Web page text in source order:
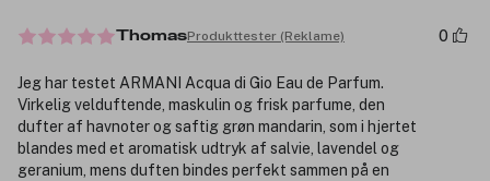
ThomasProdukttester (Reklame) 0
Jeg har testet ARMANI Acqua di Gio Eau de Parfum.
Virkelig velduftende, maskulin og frisk parfume, den
dufter af havnoter og saftig grøn mandarin, som i hjertet
blandes med et aromatisk udtryk af salvie, lavendel og
geranium, mens duften bindes perfekt sammen på en